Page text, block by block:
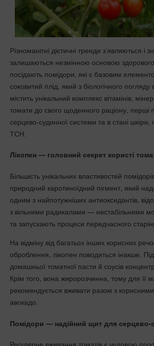
Різноманітні дієтичні тренди з’являються
залишаються незмінною основою
посідають помідори, які є базовим
соковитий плід, який з біологічного
містить унікальний комплекс вітамінів,
томати до свого щоденного раціону, перші
серцево-судинної системи та в стані
ТСН.
Лікопен — головний секрет користі
Більшість унікальних властивостей
природний каротиноїдний пігмент, який
одним з найпотужніших антиоксидантів,
з вільними радикалами — нестабільними
та запускають процеси передчасного
На відміну від багатьох інших корисних
оброблення, лікопен поводиться інакше.
домашньої томатної пасти й соусів
Крім того, вона жиророзчинна, тому для її
рекомендується вживати разом з
авокадо.
Помідори — надійний щит для серцево-